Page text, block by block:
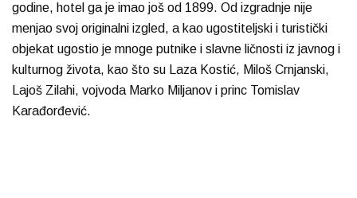
godine, hotel ga je imao još od 1899. Od izgradnje nije
menjao svoj originalni izgled, a kao ugostiteljski i turistički
objekat ugostio je mnoge putnike i slavne ličnosti iz javnog i
kulturnog života, kao što su Laza Kostić, Miloš Crnjanski,
Lajoš Zilahi, vojvoda Marko Miljanov i princ Tomislav
Karađorđević.